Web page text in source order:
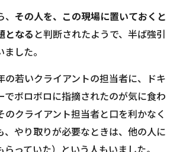
その人を、この現場に置いておくと
となる と判断されたようで、半ば強引
した。
の若いクライアントの担当者に、ドキ
でボロボロに指摘されたのが気に食わ
のクライアント担当者と口を利かなく
、やり取りが必要なときは、他の人に
っていた）という人もいました。